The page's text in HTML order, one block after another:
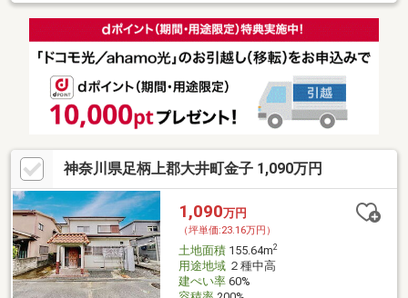
神奈川県足柄上郡大井町金子 1,090万円
1,090万円
（坪単価:23.16万円）
土地面積155.64m2
用途地域２種中高
建ぺい率60%